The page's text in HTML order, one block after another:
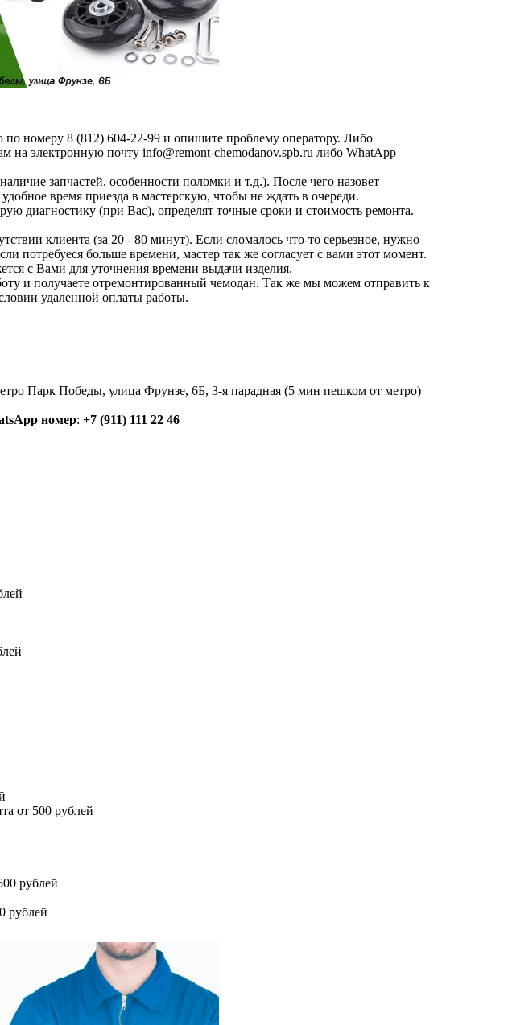
номеру 8 (812) 604-22-99 и опишите проблему оператору. Либо
на электронную почту info@remont-chemodanov.spb.ru либо WhatApp
запчастей, особенности поломки и т.д.). После чего назовет
время приезда в мастерскую, чтобы не ждать в очереди.
диагностику (при Вас), определят точные сроки и стоимость ремонта.
клиента (за 20 - 80 минут). Если сломалось что-то серьезное, нужно
потребуеся больше времени, мастер так же согласует с вами этот момент.
с Вами для уточнения времени выдачи изделия.
и получаете отремонтированный чемодан. Так же мы можем отправить к
удаленной оплаты работы.
Парк Победы, улица Фрунзе, 6Б, 3-я парадная (5 мин пешком от метро)
номер: +7 (911) 111 22 46
от 500 рублей
рублей
рублей